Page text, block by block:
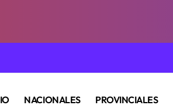
NACIONALES PROVINCIALES